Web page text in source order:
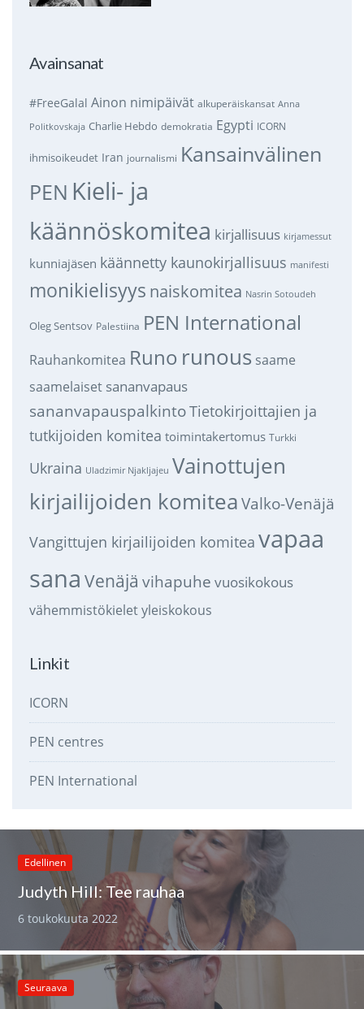
Avainsanat
#FreeGalal Ainon nimipäivät alkuperäiskansat Anna
Politkovskaja Charlie Hebdo demokratia Egypti ICORN
ihmisoikeudet Iran journalismi Kansainvälinen
PEN Kieli- ja
käännöskomitea kirjallisuus kirjamessut
kunniajäsen käännetty kaunokirjallisuus manifesti
monikielisyys naiskomitea Nasrin Sotoudeh
Oleg Sentsov Palestiina PEN International
Rauhankomitea Runo runous saame
saamelaiset sananvapaus
sananvapauspalkintoTietokirjoittajien ja
tutkijoiden komitea toimintakertomus Turkki
Ukraina Uladzimir Njakljajeu Vainottujen
kirjailijoiden komitea Valko-Venäjä
Vangittujen kirjailijoiden komitea vapaa
sana Venäjä vihapuhe vuosikokous
vähemmistökieletyleiskokous
Linkit
ICORN
PEN centres
PEN International
Edellinen
Judyth Hill: Tee rauhaa
6 toukokuuta 2022
Seuraava